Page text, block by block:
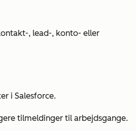
, lead-, konto- eller
i Salesforce.
tilmeldinger til arbejdsgange.